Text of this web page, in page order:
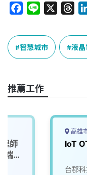
c
e
b
o
k
n
e
r
e
a
智慧城市 液
推薦工作
師
端
高雄
IoT
台郡